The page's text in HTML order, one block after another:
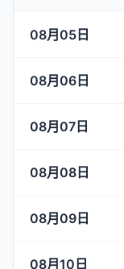
08月05日
08月06日
08月07日
08月08日
08月09日
08月10日